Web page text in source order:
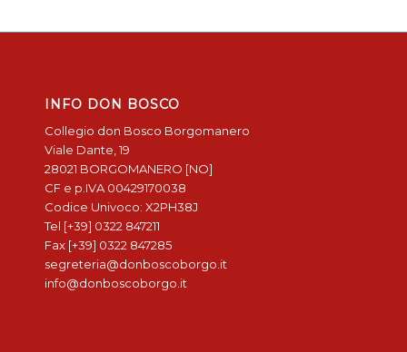
INFO DON BOSCO
Collegio don Bosco Borgomanero
Viale Dante, 19
28021 BORGOMANERO [NO]
CF e p.IVA 00429170038
Codice Univoco: X2PH38J
Tel [+39] 0322 847211
Fax [+39] 0322 847285
segreteria@donboscoborgo.it
info@donboscoborgo.it